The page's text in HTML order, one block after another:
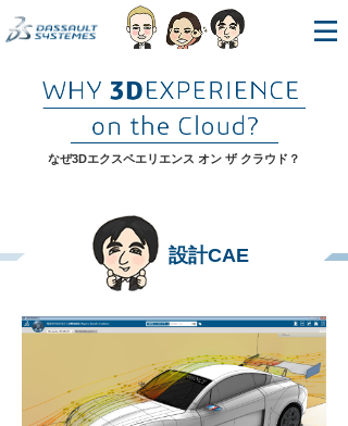
なぜ3Dエクスペエリエンス オン ザ クラウド？
設計CAE